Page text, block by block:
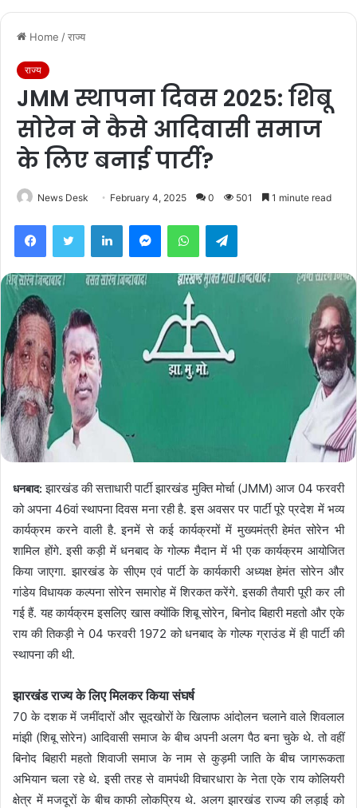
Home /राज्य
राज्य
JMM स्थापना दिवस 2025: शिबू
सोरेन ने कैसे आदिवासी समाज
के लिए बनाई पार्टी?
News Desk February 4, 2025 0 501 1 minute read
धनबाद: झारखंड की सत्ताधारी पार्टी झारखंड मुक्ति मोर्चा (JMM) आज 04 फरवरी
को अपना 46वां स्थापना दिवस मना रही है. इस अवसर पर पार्टी पूरे प्रदेश में भव्य
कार्यक्रम करने वाली है. इनमें से कई कार्यक्रमों में मुख्यमंत्री हेमंत सोरेन भी
शामिल होंगे. इसी कड़ी में धनबाद के गोल्फ मैदान में भी एक कार्यक्रम आयोजित
किया जाएगा. झारखंड के सीएम एवं पार्टी के कार्यकारी अध्यक्ष हेमंत सोरेन और
गांडेय विधायक कल्पना सोरेन समारोह में शिरकत करेंगे. इसकी तैयारी पूरी कर ली
गई हैं. यह कार्यक्रम इसलिए खास क्योंकि शिबू सोरेन, बिनोद बिहारी महतो और एके
राय की तिकड़ी ने 04 फरवरी 1972 को धनबाद के गोल्फ ग्राउंड में ही पार्टी की
स्थापना की थी.
झारखंड राज्य के लिए मिलकर किया संघर्ष
70 के दशक में जमींदारों और सूदखोरों के खिलाफ आंदोलन चलाने वाले शिवलाल
मांझी (शिबू सोरेन) आदिवासी समाज के बीच अपनी अलग पैठ बना चुके थे. तो वहीं
बिनोद बिहारी महतो शिवाजी समाज के नाम से कुड़मी जाति के बीच जागरूकता
अभियान चला रहे थे. इसी तरह से वामपंथी विचारधारा के नेता एके राय कोलियरी
क्षेत्र में मजदूरों के बीच काफी लोकप्रिय थे. अलग झारखंड राज्य की लड़ाई को